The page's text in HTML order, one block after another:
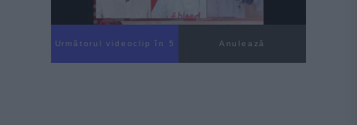
Următorul videoclip în 4 Anulează